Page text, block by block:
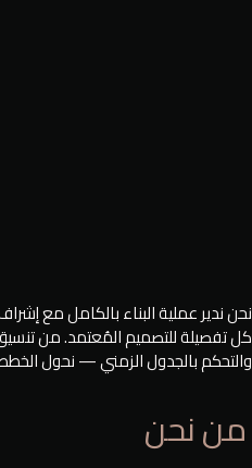
نحن ندير عملية البناء بالكامل مع
كل تفصيلة للتصميم المُعتمد. من
والتحكم بالجدول الزمني — نحول
مننحن